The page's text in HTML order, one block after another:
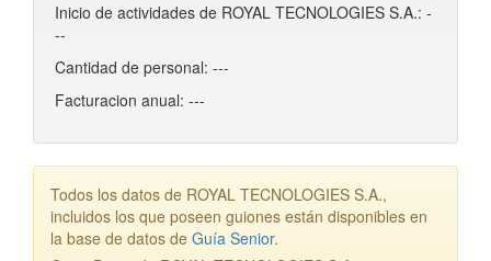
Inicio de actividades de ROYAL TECNOLOGIES S.A.: -
--
Cantidad de personal: ---
Facturacion anual: ---
Todos los datos de ROYAL TECNOLOGIES S.A.,
incluidos los que poseen guiones están disponibles en
la base de datos de Guía Senior.